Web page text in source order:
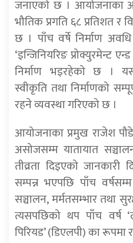
जनाएको छ । आयोजनाका
भौतिक प्रगति ६८ प्रतिशत र
छ । पाँच वर्षे निर्माण
‘इन्जिनियरिङ प्रोक्युरमेन्ट
निर्माण भइरहेको छ । यस
स्वीकृति तथा निर्माणको
रहने व्यवस्था गरिएको छ ।
आयोजनाका प्रमुख राजेश
असोजसम्म यातायात
तीव्रता दिइएको
सम्पन्न भएपछि पाँच
सञ्चालन, मर्मतसम्भार तथा
त्यसपछिको थप पाँच वर्ष
पिरियड’ (डिएलपी) का